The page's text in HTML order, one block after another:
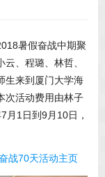
暑假奋战中期聚
、程璐、林哲、
生来到厦门大学海
次活动费用由林子
月1日到9月10日，
战70天活动主页